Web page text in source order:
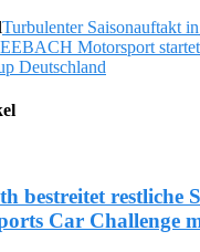
Turbulenter Saisonauftakt
Motorsport
Deutschland
bestreitet restliche
Car Challenge